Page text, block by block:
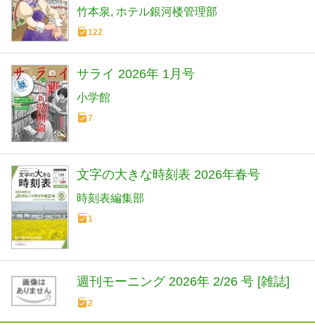
竹本泉 ホテル銀河楼管理部
122
サライ 2026年 1月号
小学館
7
文字の大きな時刻表 2026年春号
時刻表編集部
1
週刊モーニング 2026年 2/26 号 [雑誌]
2